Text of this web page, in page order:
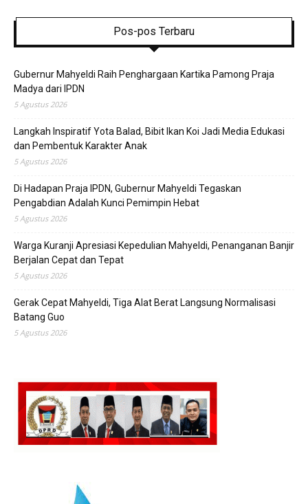
Pos-pos Terbaru
Gubernur Mahyeldi Raih Penghargaan Kartika Pamong Praja
Madya dari IPDN
5 Agustus 2026
Langkah Inspiratif Yota Balad, Bibit Ikan Koi Jadi Media Edukasi
dan Pembentuk Karakter Anak
5 Agustus 2026
Di Hadapan Praja IPDN, Gubernur Mahyeldi Tegaskan
Pengabdian Adalah Kunci Pemimpin Hebat
5 Agustus 2026
Warga Kuranji Apresiasi Kepedulian Mahyeldi, Penanganan Banjir
Berjalan Cepat dan Tepat
5 Agustus 2026
Gerak Cepat Mahyeldi, Tiga Alat Berat Langsung Normalisasi
Batang Guo
5 Agustus 2026